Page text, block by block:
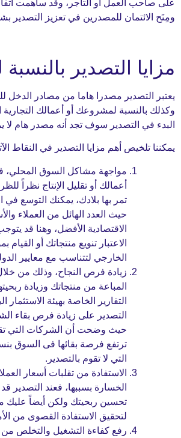
العمل أو التاجر، وقد ساهمت اتفاقيات
للمصدرين في تعزيز التصدير بشكل عام.
التصدير بالنسبة
مصدرا هاما من مصادر الدخل للدول
لمشروعك أو أعمالك التجارية المختلفة
التصدير سوف تجد أنه مصدر هام لا يمكنك
أهم مزايا التصدير في النقاط الآتية:
مواجهة مشاكل السوق المحلي، فبدلاً من
أعمالك أو تقليل الإنتاج نظراً للظروف
تمر بها بلادك، يمكنك التوسع في الأسواق
حيث العدد الهائل من العملاء والأسواق
الاقتصادية الأفضل، وهنا قد يتوجب عليك
الاعتبار تنويع منتجاتك أو القيام
الخارجي لتتناسب مع معايير الدولة
زيادة فرص النجاح، وذلك من خلال زيادة
المباعة من منتجاتك وزيادة ربحيتها وقد
التقارير الخاصة بهيئة الاستثمار البريطانية
التصدير على زيادة فرص بقاء الشركات
حيث وضحت أن الشركات التي تقوم
ترتفع
التي لا تقوم بالتصدير.
الاستفادة من تقلبات أسعار العملات
الخسارة بسببها، فعند التصدير قد يتسبب
تحسين ربحيتك ولكن أيضاً عليك مراقبة
لتحقيق الاستفادة القصوى من الأمر.
رفع كفاءة التشغيل والتخلص من الفائض